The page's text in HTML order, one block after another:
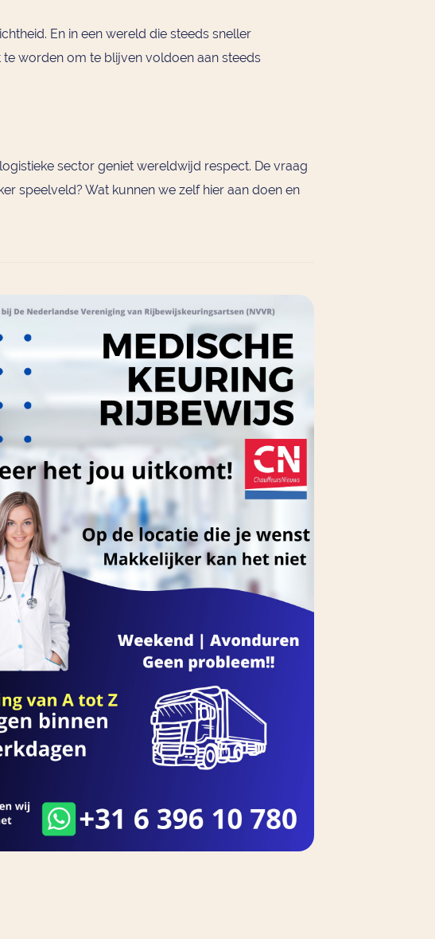
En in een wereld die steeds sneller
worden om te blijven voldoen aan steeds
sector geniet wereldwijd respect. De vraag
speelveld? Wat kunnen we zelf hier aan doen en